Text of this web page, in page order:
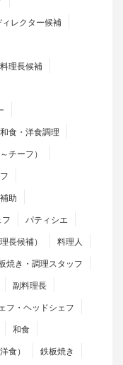
レクター候補
理長候補
和食・洋食調理
チーフ）
助
パティシエ
長候補）
料理人
焼き・調理スタッフ
副料理長
フ・ヘッドシェフ
和食
食）
鉄板焼き